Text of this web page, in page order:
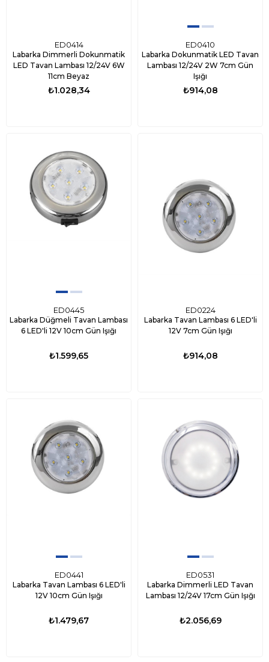
ED0414
Labarka Dimmerli Dokunmatik
LED Tavan Lambası 12/24V 6W
11cm Beyaz
₺1.028,34
ED0410
Labarka Dokunmatik LED Tavan
Lambası 12/24V 2W 7cm Gün
Işığı
₺914,08
ED0445
Labarka Düğmeli Tavan Lambası
6 LED'li 12V 10cm Gün Işığı
₺1.599,65
ED0224
Labarka Tavan Lambası 6 LED'li
12V 7cm Gün Işığı
₺914,08
ED0441
Labarka Tavan Lambası 6 LED'li
12V 10cm Gün Işığı
₺1.479,67
ED0531
Labarka Dimmerli LED Tavan
Lambası 12/24V 17cm Gün Işığı
₺2.056,69